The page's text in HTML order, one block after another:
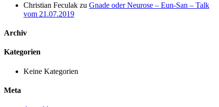
Christian Feculak zu Gnade oder Neurose – Eun-San – Talk
vom 21.07.2019
Archiv
Kategorien
Keine Kategorien
Meta